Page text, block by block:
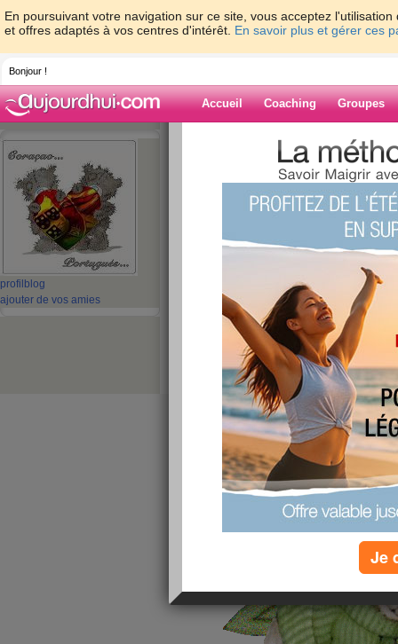
En poursuivant votre navigation sur ce site, vous acceptez
et offres adaptés à vos centres d'intérêt. En savoir plus et gérer ces
Bonjour !
Accueil Coaching Groupes
profil blog
ajouter de vos amies
> AbatLesKilos
Blog de
‹ Préc. 1 2 3 4 5
BON MERCREDI
MES BELLES !!!!!
publié le 28/01/2009 à 10:44
Je